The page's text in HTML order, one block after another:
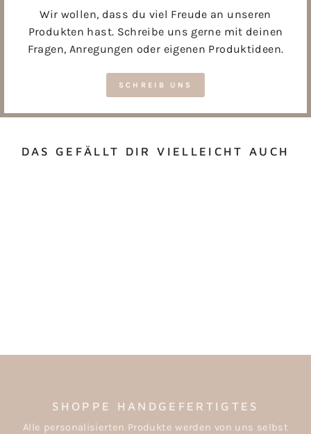
Wir wollen, dass du viel Freude an unseren
Produkten hast. Schreibe uns gerne mit deinen
Fragen, Anregungen oder eigenen Produktideen.
SCHREIB UNS
DAS GEFÄLLT DIR VIELLEICHT AUCH
SHOPPE HANDGEFERTIGTES
Alle personalisierten Produkte werden von uns selbst